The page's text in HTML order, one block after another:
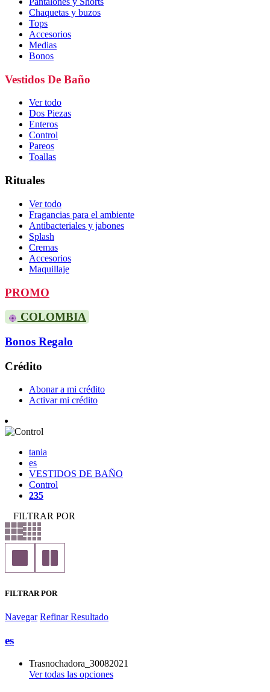
Chaquetas y buzos
Tops
Accesorios
Medias
Bonos
Vestidos De Baño
Ver todo
Dos Piezas
Enteros
Control
Pareos
Toallas
Rituales
Ver todo
Fragancias para el ambiente
Antibacteriales y jabones
Splash
Cremas
Accesorios
Maquillaje
PROMO
COLOMBIA
Bonos Regalo
Crédito
Abonar a mi crédito
Activar mi crédito
tania
es
VESTIDOS DE BAÑO
Control
235
FILTRAR POR
FILTRAR POR
Navegar Refinar Resultado
es
Trasnochadora_30082021
Ver todas las opciones